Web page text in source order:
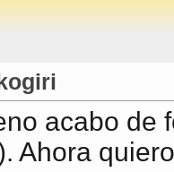
acabo de
Ahora